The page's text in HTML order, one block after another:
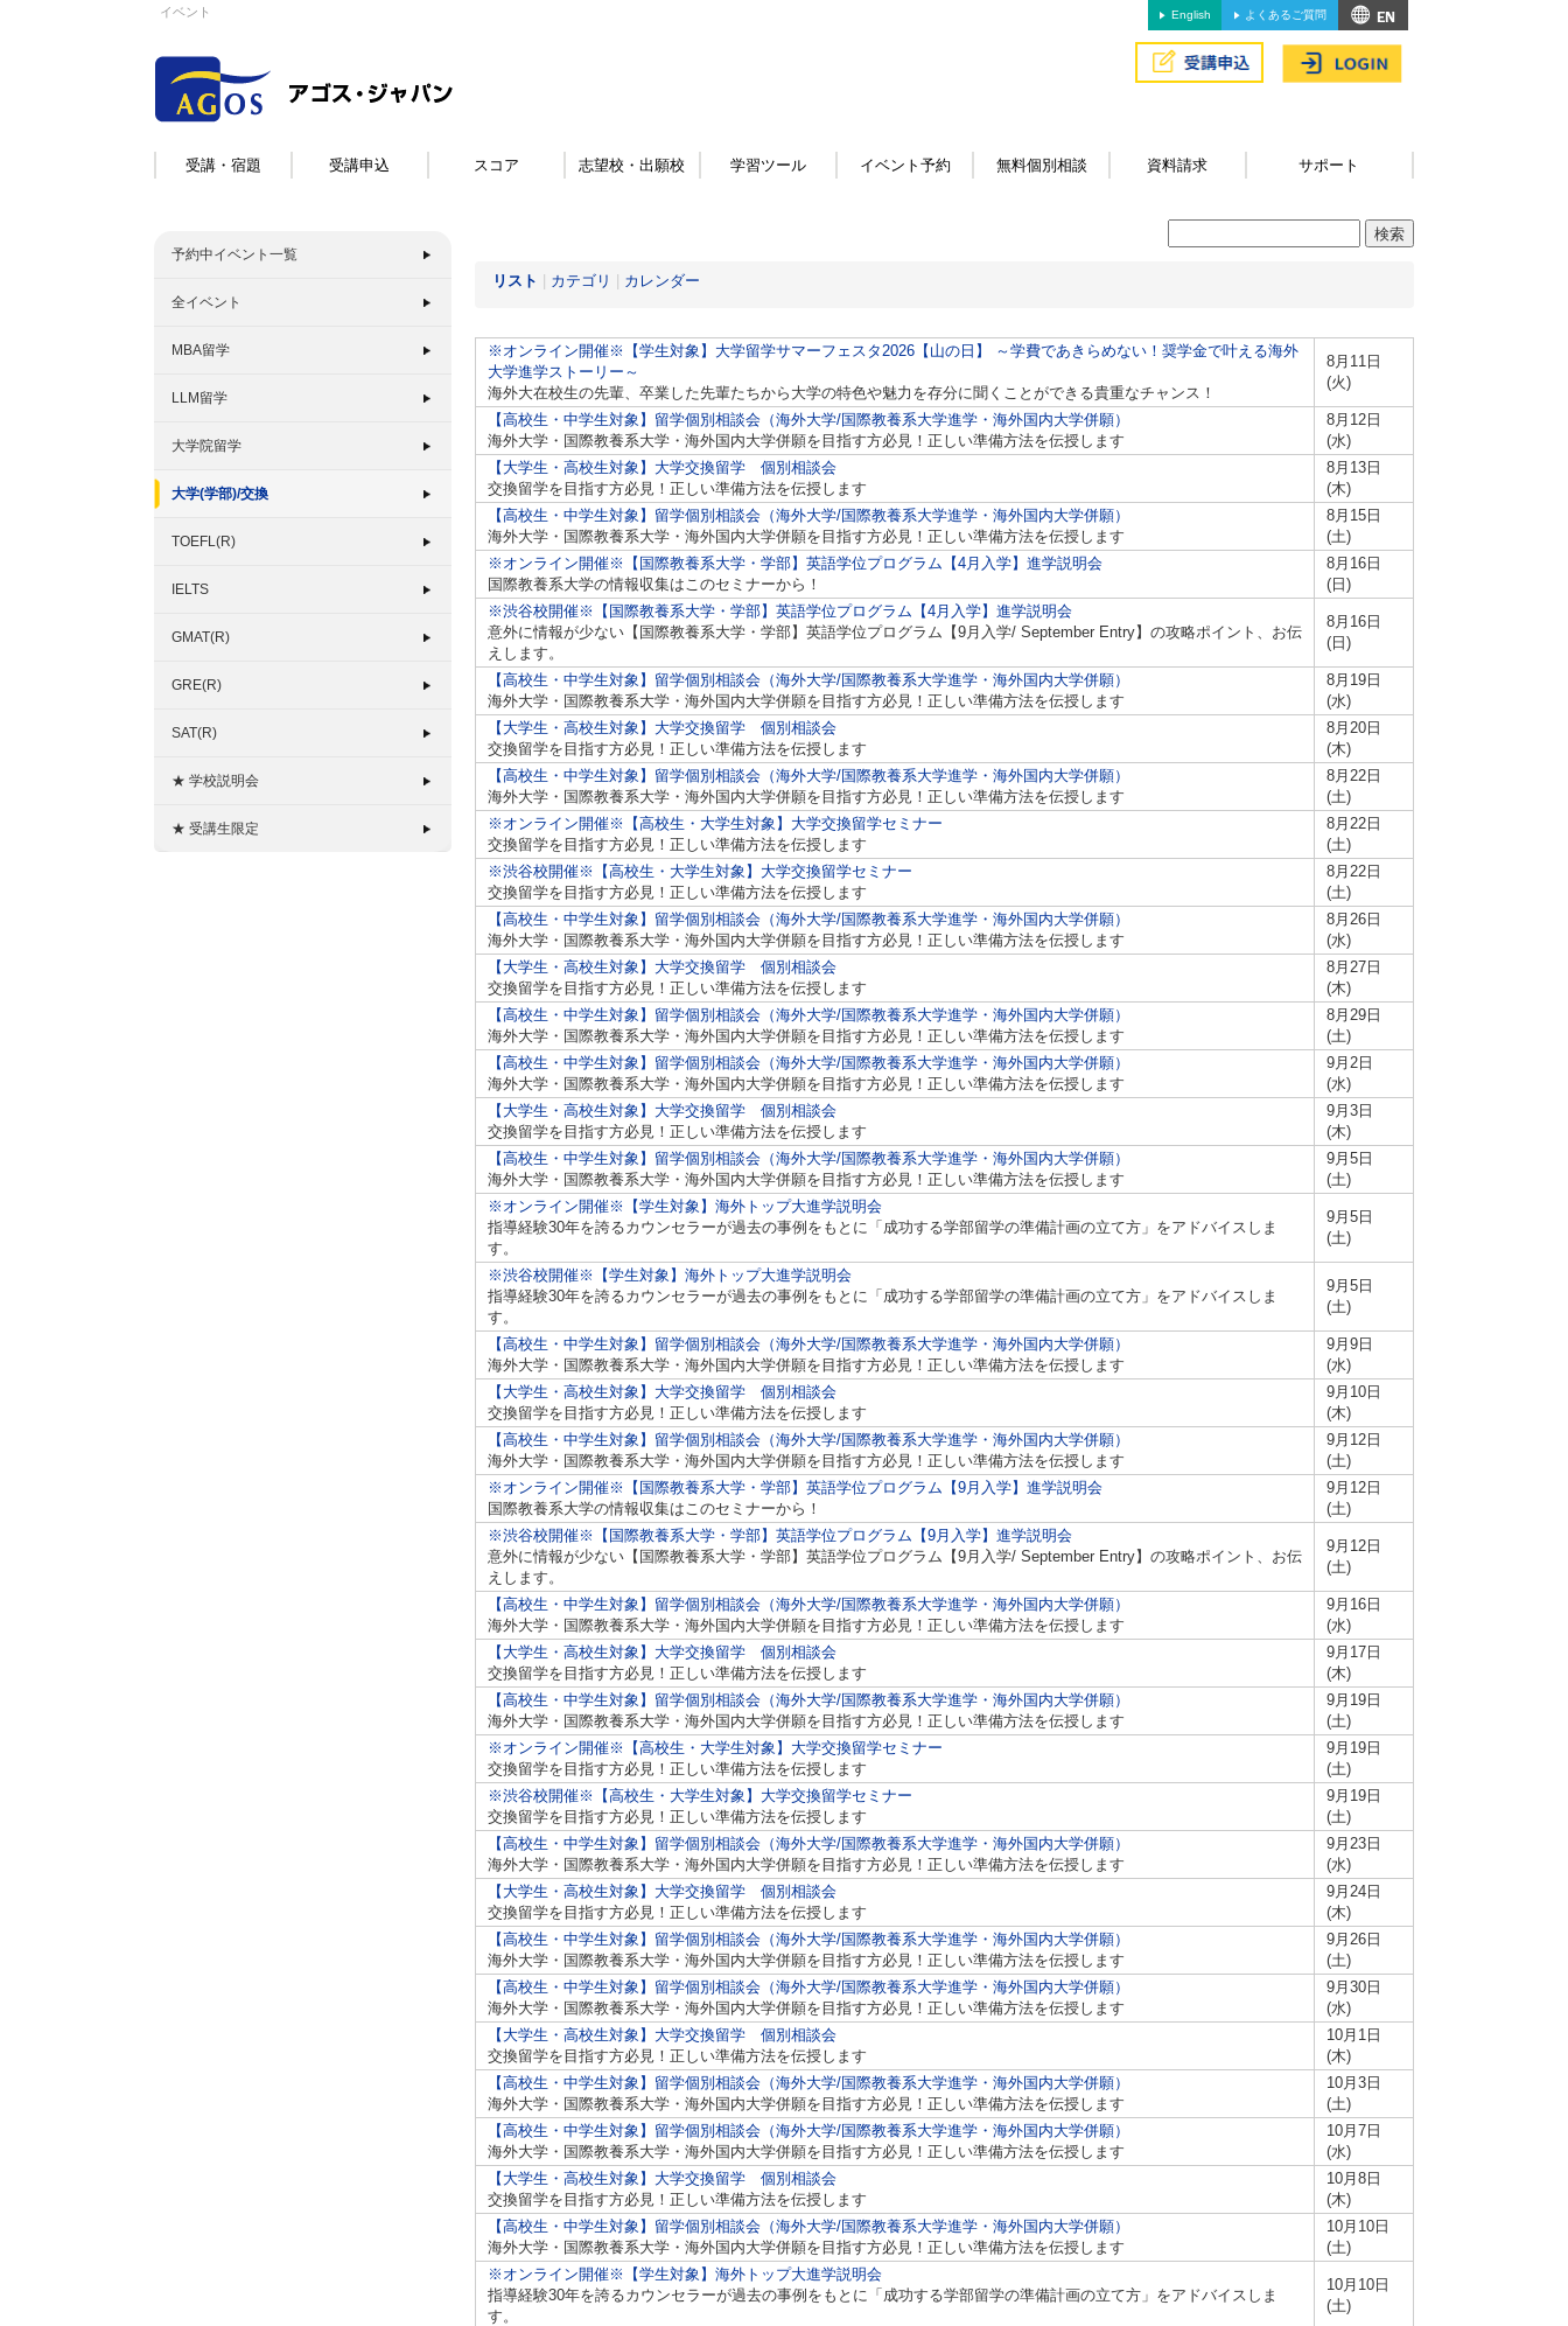
イベント English よくあるご質問
受講・宿題 受講申込 スコア 志望校・出願校 学習ツール イベント予約 無料個別相談 資料請求 サポート
予約中イベント一覧
全イベント
MBA留学
LLM留学
大学院留学
大学(学部)/交換
TOEFL(R)
IELTS
GMAT(R)
GRE(R)
SAT(R)
★ 学校説明会
★ 受講生限定
リスト カテゴリ カレンダー
※オンライン開催※【学生対象】大学留学サマーフェスタ2026【山の日】 ～学費であきらめない！奨学金で叶える海外
大学進学ストーリー～
海外大在校生の先輩、卒業した先輩たちから大学の特色や魅力を存分に聞くことができる貴重なチャンス！
8月11日
(火)
【高校生・中学生対象】留学個別相談会（海外大学/国際教養系大学進学・海外国内大学併願）
海外大学・国際教養系大学・海外国内大学併願を目指す方必見！正しい準備方法を伝授します
8月12日
(水)
【大学生・高校生対象】大学交換留学 個別相談会
交換留学を目指す方必見！正しい準備方法を伝授します
8月13日
(木)
【高校生・中学生対象】留学個別相談会（海外大学/国際教養系大学進学・海外国内大学併願）
海外大学・国際教養系大学・海外国内大学併願を目指す方必見！正しい準備方法を伝授します
8月15日
(土)
※オンライン開催※【国際教養系大学・学部】英語学位プログラム【4月入学】進学説明会
国際教養系大学の情報収集はこのセミナーから！
8月16日
(日)
※渋谷校開催※【国際教養系大学・学部】英語学位プログラム【4月入学】進学説明会
意外に情報が少ない【国際教養系大学・学部】英語学位プログラム【9月入学/ September Entry】の攻略ポイント、お伝
えします。
8月16日
(日)
【高校生・中学生対象】留学個別相談会（海外大学/国際教養系大学進学・海外国内大学併願）
海外大学・国際教養系大学・海外国内大学併願を目指す方必見！正しい準備方法を伝授します
8月19日
(水)
【大学生・高校生対象】大学交換留学 個別相談会
交換留学を目指す方必見！正しい準備方法を伝授します
8月20日
(木)
【高校生・中学生対象】留学個別相談会（海外大学/国際教養系大学進学・海外国内大学併願）
海外大学・国際教養系大学・海外国内大学併願を目指す方必見！正しい準備方法を伝授します
8月22日
(土)
※オンライン開催※【高校生・大学生対象】大学交換留学セミナー
交換留学を目指す方必見！正しい準備方法を伝授します
8月22日
(土)
※渋谷校開催※【高校生・大学生対象】大学交換留学セミナー
交換留学を目指す方必見！正しい準備方法を伝授します
8月22日
(土)
【高校生・中学生対象】留学個別相談会（海外大学/国際教養系大学進学・海外国内大学併願）
海外大学・国際教養系大学・海外国内大学併願を目指す方必見！正しい準備方法を伝授します
8月26日
(水)
【大学生・高校生対象】大学交換留学 個別相談会
交換留学を目指す方必見！正しい準備方法を伝授します
8月27日
(木)
【高校生・中学生対象】留学個別相談会（海外大学/国際教養系大学進学・海外国内大学併願）
海外大学・国際教養系大学・海外国内大学併願を目指す方必見！正しい準備方法を伝授します
8月29日
(土)
【高校生・中学生対象】留学個別相談会（海外大学/国際教養系大学進学・海外国内大学併願）
海外大学・国際教養系大学・海外国内大学併願を目指す方必見！正しい準備方法を伝授します
9月2日
(水)
【大学生・高校生対象】大学交換留学 個別相談会
交換留学を目指す方必見！正しい準備方法を伝授します
9月3日
(木)
【高校生・中学生対象】留学個別相談会（海外大学/国際教養系大学進学・海外国内大学併願）
海外大学・国際教養系大学・海外国内大学併願を目指す方必見！正しい準備方法を伝授します
9月5日
(土)
※オンライン開催※【学生対象】海外トップ大進学説明会
指導経験30年を誇るカウンセラーが過去の事例をもとに「成功する学部留学の準備計画の立て方」をアドバイスしま
す。
9月5日
(土)
※渋谷校開催※【学生対象】海外トップ大進学説明会
指導経験30年を誇るカウンセラーが過去の事例をもとに「成功する学部留学の準備計画の立て方」をアドバイスしま
す。
9月5日
(土)
【高校生・中学生対象】留学個別相談会（海外大学/国際教養系大学進学・海外国内大学併願）
海外大学・国際教養系大学・海外国内大学併願を目指す方必見！正しい準備方法を伝授します
9月9日
(水)
【大学生・高校生対象】大学交換留学 個別相談会
交換留学を目指す方必見！正しい準備方法を伝授します
9月10日
(木)
【高校生・中学生対象】留学個別相談会（海外大学/国際教養系大学進学・海外国内大学併願）
海外大学・国際教養系大学・海外国内大学併願を目指す方必見！正しい準備方法を伝授します
9月12日
(土)
※オンライン開催※【国際教養系大学・学部】英語学位プログラム【9月入学】進学説明会
国際教養系大学の情報収集はこのセミナーから！
9月12日
(土)
※渋谷校開催※【国際教養系大学・学部】英語学位プログラム【9月入学】進学説明会
意外に情報が少ない【国際教養系大学・学部】英語学位プログラム【9月入学/ September Entry】の攻略ポイント、お伝
えします。
9月12日
(土)
【高校生・中学生対象】留学個別相談会（海外大学/国際教養系大学進学・海外国内大学併願）
海外大学・国際教養系大学・海外国内大学併願を目指す方必見！正しい準備方法を伝授します
9月16日
(水)
【大学生・高校生対象】大学交換留学 個別相談会
交換留学を目指す方必見！正しい準備方法を伝授します
9月17日
(木)
【高校生・中学生対象】留学個別相談会（海外大学/国際教養系大学進学・海外国内大学併願）
海外大学・国際教養系大学・海外国内大学併願を目指す方必見！正しい準備方法を伝授します
9月19日
(土)
※オンライン開催※【高校生・大学生対象】大学交換留学セミナー
交換留学を目指す方必見！正しい準備方法を伝授します
9月19日
(土)
※渋谷校開催※【高校生・大学生対象】大学交換留学セミナー
交換留学を目指す方必見！正しい準備方法を伝授します
9月19日
(土)
【高校生・中学生対象】留学個別相談会（海外大学/国際教養系大学進学・海外国内大学併願）
海外大学・国際教養系大学・海外国内大学併願を目指す方必見！正しい準備方法を伝授します
9月23日
(水)
【大学生・高校生対象】大学交換留学 個別相談会
交換留学を目指す方必見！正しい準備方法を伝授します
9月24日
(木)
【高校生・中学生対象】留学個別相談会（海外大学/国際教養系大学進学・海外国内大学併願）
海外大学・国際教養系大学・海外国内大学併願を目指す方必見！正しい準備方法を伝授します
9月26日
(土)
【高校生・中学生対象】留学個別相談会（海外大学/国際教養系大学進学・海外国内大学併願）
海外大学・国際教養系大学・海外国内大学併願を目指す方必見！正しい準備方法を伝授します
9月30日
(水)
【大学生・高校生対象】大学交換留学 個別相談会
交換留学を目指す方必見！正しい準備方法を伝授します
10月1日
(木)
【高校生・中学生対象】留学個別相談会（海外大学/国際教養系大学進学・海外国内大学併願）
海外大学・国際教養系大学・海外国内大学併願を目指す方必見！正しい準備方法を伝授します
10月3日
(土)
【高校生・中学生対象】留学個別相談会（海外大学/国際教養系大学進学・海外国内大学併願）
海外大学・国際教養系大学・海外国内大学併願を目指す方必見！正しい準備方法を伝授します
10月7日
(水)
【大学生・高校生対象】大学交換留学 個別相談会
交換留学を目指す方必見！正しい準備方法を伝授します
10月8日
(木)
【高校生・中学生対象】留学個別相談会（海外大学/国際教養系大学進学・海外国内大学併願）
海外大学・国際教養系大学・海外国内大学併願を目指す方必見！正しい準備方法を伝授します
10月10日
(土)
※オンライン開催※【学生対象】海外トップ大進学説明会
指導経験30年を誇るカウンセラーが過去の事例をもとに「成功する学部留学の準備計画の立て方」をアドバイスしま
す。
10月10日
(土)